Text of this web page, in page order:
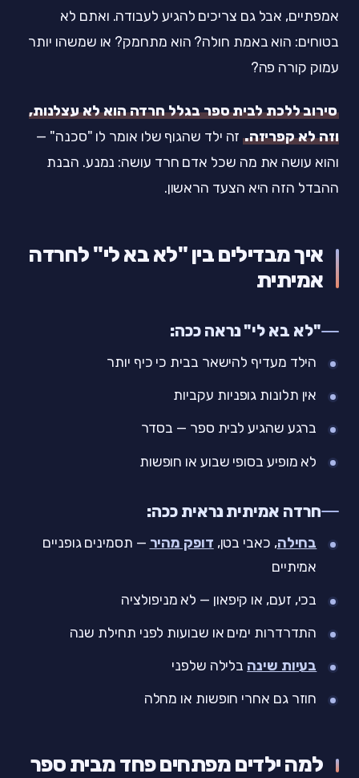
אמפתיים, אבל גם צריכים להגיע לעבודה. ואתם לא
בטוחים: הוא באמת חולה? הוא מתחמק? או שמשהו יותר
עמוק קורה פה?
סירוב ללכת לבית ספר בגלל חרדה הוא לא עצלנות,
וזה לא קפריזה.זה ילד שהגוף שלו אומר לו "סכנה" —
והוא עושה את מה שכל אדם חרד עושה: נמנע. הבנת
ההבדל הזה היא הצעד הראשון.
איך מבדילים בין "לא בא לי" לחרדה
אמיתית
"לא בא לי" נראה ככה:
הילד מעדיף להישאר בבית כי כיף יותר
אין תלונות גופניות עקביות
ברגע שהגיע לבית ספר — בסדר
לא מופיע בסופי שבוע או חופשות
חרדה אמיתית נראית ככה:
בחילה, כאבי בטן, דופק מהיר — תסמינים גופניים
אמיתיים
בכי, זעם, או קיפאון — לא מניפולציה
התדרדרות ימים או שבועות לפני תחילת שנה
בעיות שינה בלילה שלפני
חוזר גם אחרי חופשות או מחלה
למה ילדים מפתחים פחד מבית ספר